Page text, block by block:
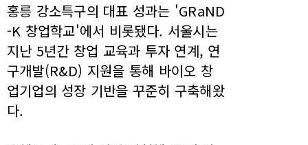
홍릉 강소특구의 대표 성과는 'GRaND
-K 창업학교'에서 비롯됐다. 서울시는
지난 5년간 창업 교육과 투자 연계, 연
구개발(R&D) 지원을 통해 바이오 창
업기업의 성장 기반을 꾸준히 구축해왔
다.